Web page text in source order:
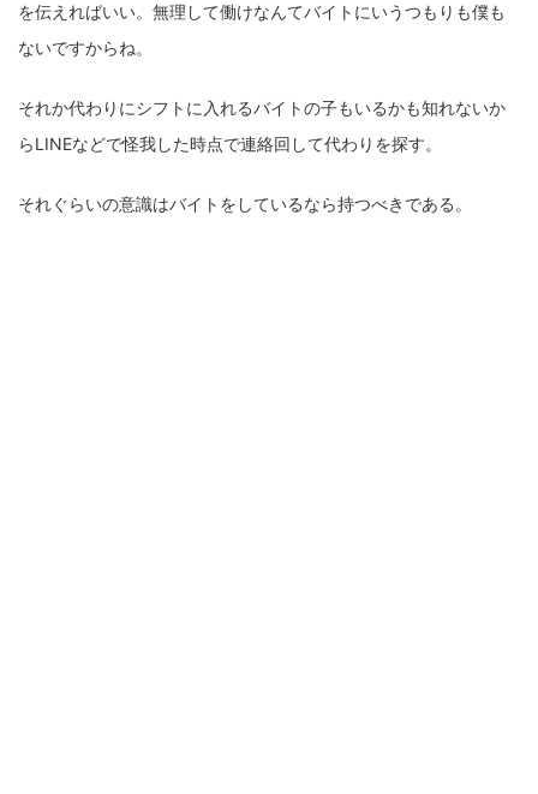
を伝えればいい。無理して働けなんてバイトにいうつもりも僕も
ないですからね。
それか代わりにシフトに入れるバイトの子もいるかも知れないか
らLINEなどで怪我した時点で連絡回して代わりを探す。
それぐらいの意識はバイトをしているなら持つべきである。